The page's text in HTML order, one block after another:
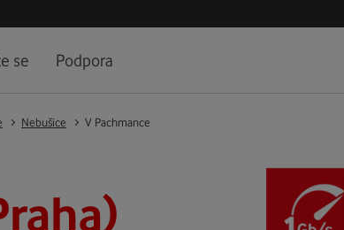
se Podpora
Nebušice V Pachmance